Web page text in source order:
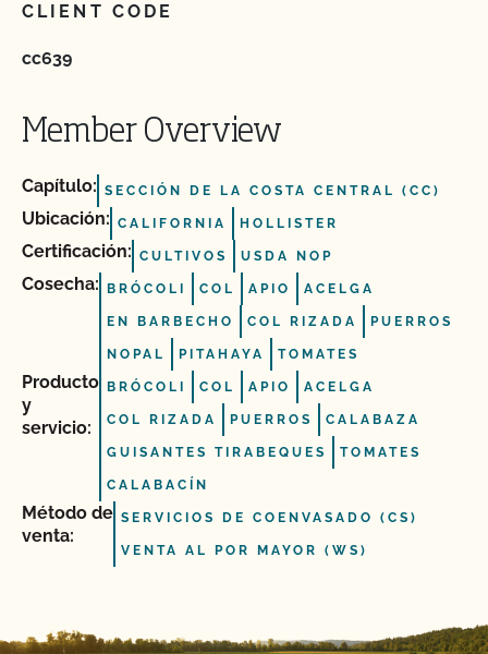
CLIENT CODE
cc639
Member Overview
Capítulo: SECCIÓN DE LA COSTA CENTRAL (CC)
Ubicación: CALIFORNIA HOLLISTER
Certificación: CULTIVOS USDA NOP
Cosecha: BRÓCOLI COL APIO ACELGA
EN BARBECHO COL RIZADA PUERROS
NOPAL PITAHAYA TOMATES
Producto
y
servicio:
BRÓCOLI COL APIO ACELGA
COL RIZADA PUERROS CALABAZA
GUISANTES TIRABEQUES TOMATES
CALABACÍN
Método de
venta:
SERVICIOS DE COENVASADO (CS)
VENTA AL POR MAYOR (WS)